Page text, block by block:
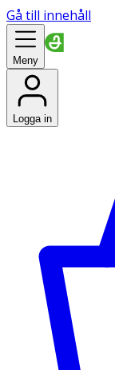
Gå till innehåll
Meny
Logga in